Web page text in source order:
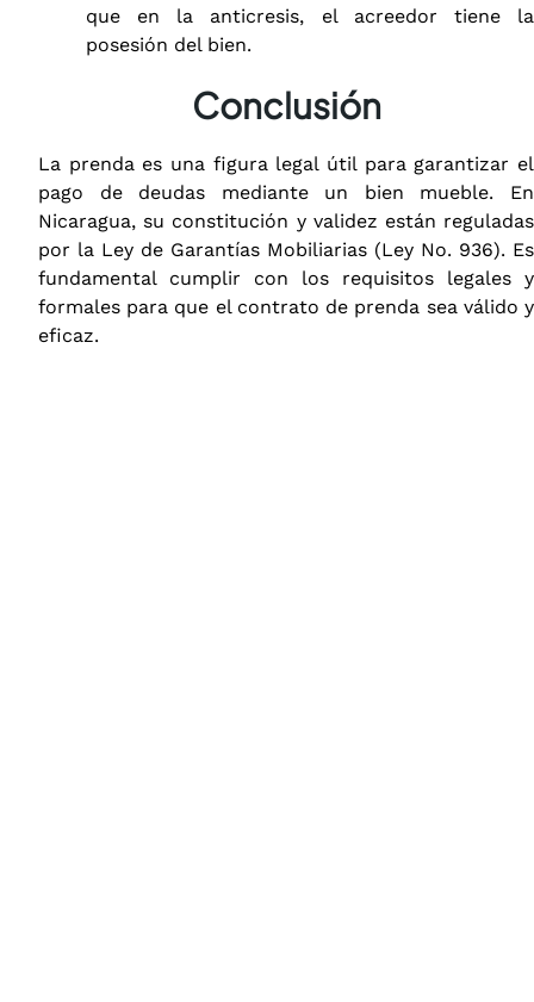
que en la anticresis, el acreedor tiene la
posesión del bien.
Conclusión
La prenda es una figura legal útil para garantizar el
pago de deudas mediante un bien mueble. En
Nicaragua, su constitución y validez están reguladas
por la Ley de Garantías Mobiliarias (Ley No. 936). Es
fundamental cumplir con los requisitos legales y
formales para que el contrato de prenda sea válido y
eficaz.